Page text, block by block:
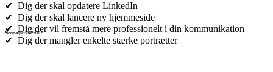
✔ Dig der skal opdatere LinkedIn
✔ Dig der skal lancere ny hjemmeside
✔ Dig der vil fremstå mere professionelt i din kommunikation
✔ Dig der mangler enkelte stærke portrætter
Normalpris 3.950 kr.